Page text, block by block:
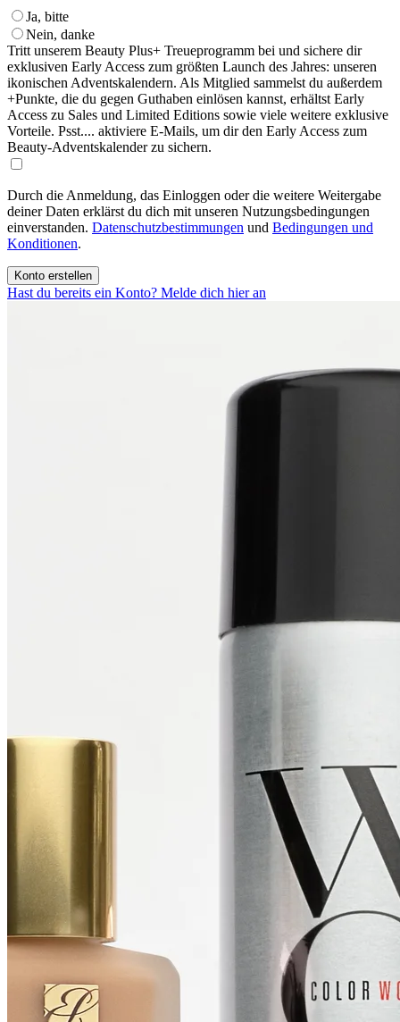
Ja, bitte
Nein, danke
Tritt unserem Beauty Plus+ Treueprogramm bei und sichere dir
exklusiven Early Access zum größten Launch des Jahres: unseren
ikonischen Adventskalendern. Als Mitglied sammelst du außerdem
+Punkte, die du gegen Guthaben einlösen kannst, erhältst Early
Access zu Sales und Limited Editions sowie viele weitere exklusive
Vorteile. Psst.... aktiviere E-Mails, um dir den Early Access zum
Beauty-Adventskalender zu sichern.
Durch die Anmeldung, das Einloggen oder die weitere Weitergabe
deiner Daten erklärst du dich mit unseren Nutzungsbedingungen
einverstanden. Datenschutzbestimmungen und Bedingungen und
Konditionen.
Konto erstellen
Hast du bereits ein Konto? Melde dich hier an